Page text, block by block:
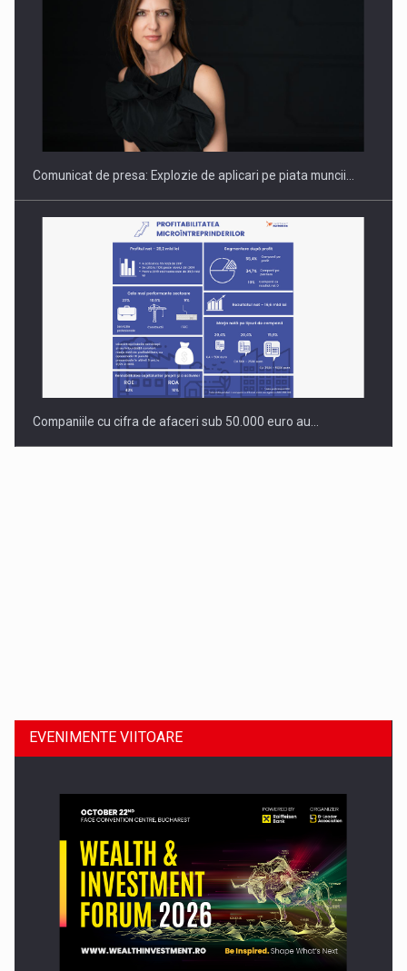
PUTTING ROMANIAN CORPORATE COMPANIES ON THE
INTERNATIONAL BUSINESS SCENE
Comunicat de presa: Explozie de aplicari pe piata muncii…
Companiile cu cifra de afaceri sub 50.000 euro au…
Comunicat de presa: Joburile part-time reincep sa intre pe…
EVENIMENTE VIITOARE